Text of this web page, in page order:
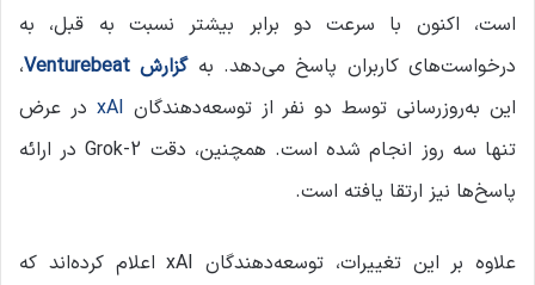
است، اکنون با سرعت دو برابر بیشتر نسبت به قبل، به
درخواست‌های کاربران پاسخ می‌دهد. بهگزارش Venturebeat
،
این به‌روزرسانی توسط دو نفر از توسعه‌دهندگان xAI در عرض
تنها سه روز انجام شده است. همچنین، دقت Grok-2 در ارائه
پاسخ‌ها نیز ارتقا یافته است.
علاوه بر این تغییرات، توسعه‌دهندگان xAI اعلام کرده‌اند که